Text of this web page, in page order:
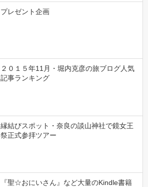
プレゼント企画
２０１５年11月・堀内克彦の旅ブログ人気
記事ランキング
縁結びスポット・奈良の談山神社で鏡女王
祭正式参拝ツアー
『聖☆おにいさん』など大量のKindle書籍